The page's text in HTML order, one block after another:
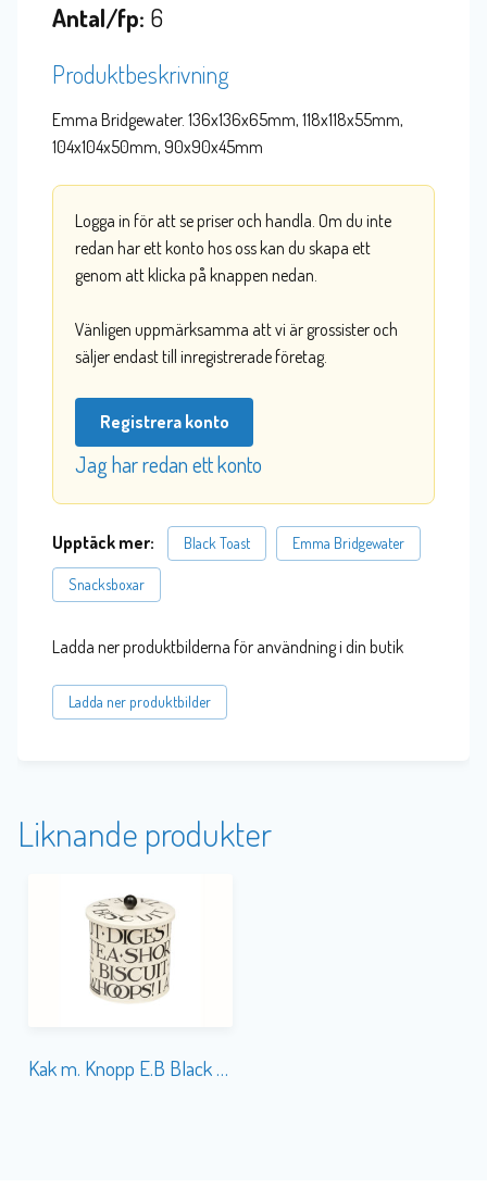
Antal/fp: 6
Produktbeskrivning
Emma Bridgewater. 136x136x65mm, 118x118x55mm,
104x104x50mm, 90x90x45mm
Logga in för att se priser och handla. Om du inte
redan har ett konto hos oss kan du skapa ett
genom att klicka på knappen nedan.
Vänligen uppmärksamma att vi är grossister och
säljer endast till inregistrerade företag.
Registrera konto
Jag har redan ett konto
Upptäck mer: Black Toast Emma Bridgewater
Snacksboxar
Ladda ner produktbilderna för användning i din butik
Ladda ner produktbilder
Liknande produkter
Kak m. Knopp E.B Black Toast